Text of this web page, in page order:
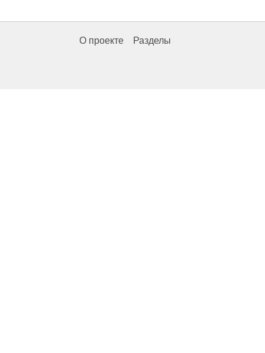
О проекте Разделы